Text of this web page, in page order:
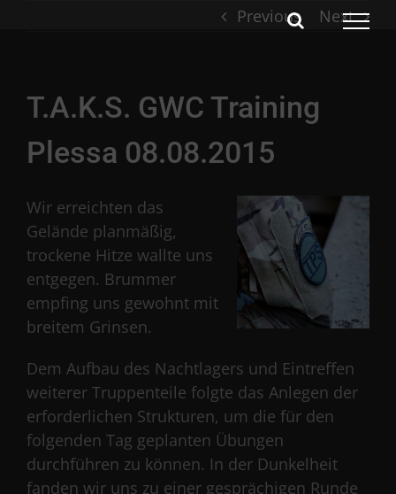
Previous Next
T.A.K.S. GWC Training
Plessa 08.08.2015
Wir erreichten das
Gelände planmäßig,
trockene Hitze wallte uns
entgegen. Brummer
empfing uns gewohnt mit
breitem Grinsen.
Dem Aufbau des Nachtlagers und Eintreffen
weiterer Truppenteile folgte das Anlegen der
erforderlichen Strukturen, um die für den
folgenden Tag geplanten Übungen
durchführen zu können. In der Dunkelheit
fanden wir uns zu einer gesprächigen Runde